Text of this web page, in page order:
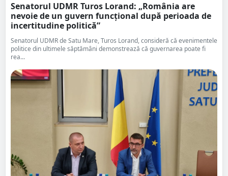
Senatorul UDMR Turos Lorand: „România are
nevoie de un guvern funcțional după perioada de
incertitudine politică”
Senatorul UDMR de Satu Mare, Turos Lorand, consideră că evenimentele
politice din ultimele săptămâni demonstrează că guvernarea poate fi
rea...